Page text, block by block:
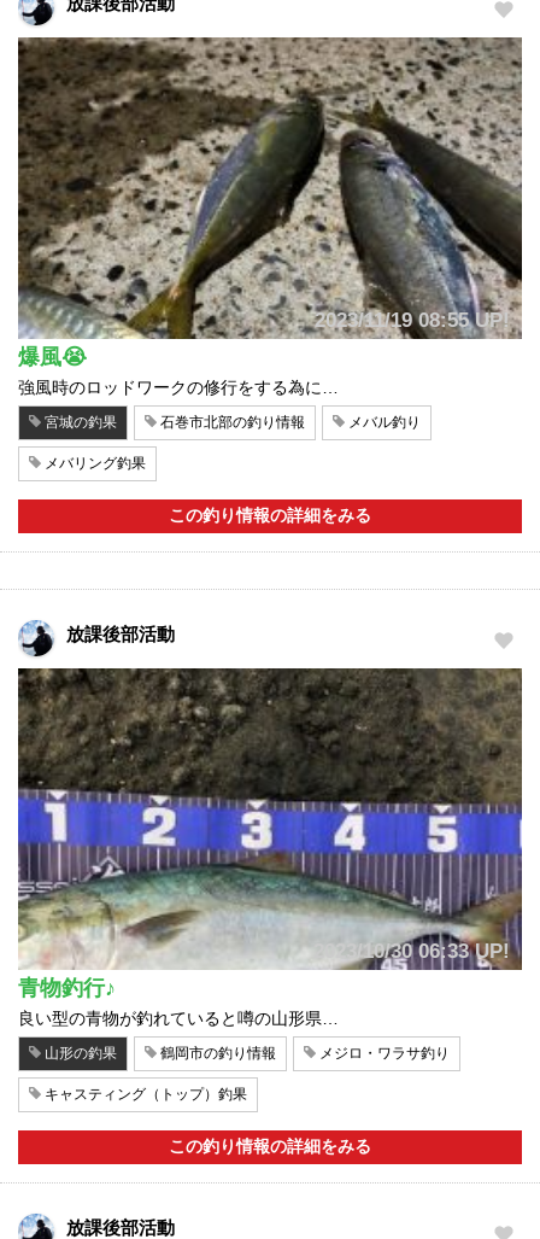
2023/11/19 08:55 UP!
爆風😭
強風時のロッドワークの修行をする為に…
宮城の釣果 石巻市北部の釣り情報 メバル釣り
メバリング釣果
この釣り情報の詳細をみる
放課後部活動
2023/10/30 06:33 UP!
青物釣行♪
良い型の青物が釣れていると噂の山形県…
山形の釣果 鶴岡市の釣り情報 メジロ・ワラサ釣り
キャスティング（トップ）釣果
この釣り情報の詳細をみる
放課後部活動